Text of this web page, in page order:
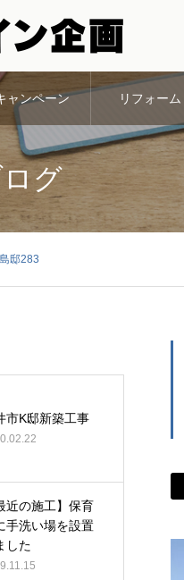
ャンペーン リフォーム
グ
邸283
市K邸新築工事
近の施工】保育
手洗い場を設置
した